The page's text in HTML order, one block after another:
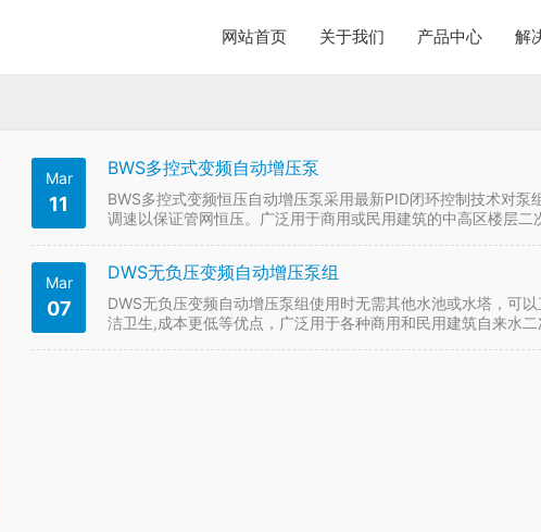
网站首页 关于我们 产品中心 解
Mar
11
BWS多控式变频自动增压泵
BWS多控式变频恒压自动增压泵采用最新PID闭环控制技术对
调速以保证管网恒压。广泛用于商用或民用建筑的中高区楼层二
Mar
07
DWS无负压变频自动增压泵组
DWS无负压变频自动增压泵组使用时无需其他水池或水塔，可
洁卫生,成本更低等优点，广泛用于各种商用和民用建筑自来水二